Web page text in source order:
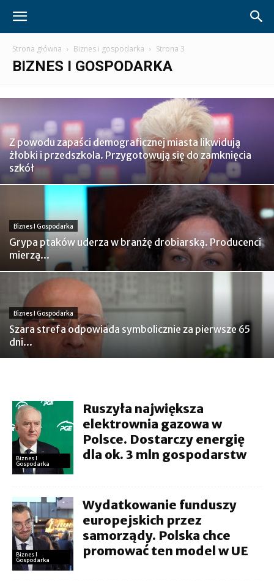
Strona główna Biznes i gospodarka Strona 3
BIZNES I GOSPODARKA
Z powodu zapaści demograficznej miasta likwidują
żłobki i przedszkola. Przygotowują się do zamknięcia
szkół
Biznes I Gospodarka
Grypa ptaków uderza w branżę drobiarską. Producenci
mierzą...
Biznes I Gospodarka
Szara strefa odpowiada symbolicznie za pierwsze 65
dni...
Biznes I
Gospodarka
Ruszyła największa
elektrownia gazowa w
Polsce. Dostarczy energię
dla ok. 3 mln gospodarstw
Biznes I
Gospodarka
Wydatkowanie funduszy
europejskich przez
samorządy. Polska chce
promować ten model w UE